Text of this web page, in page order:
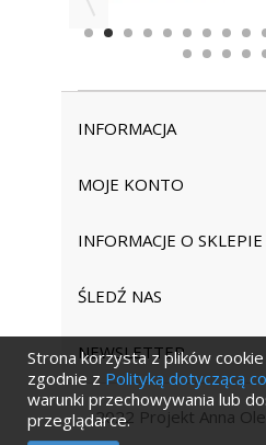
INFORMACJA
MOJE KONTO
INFORMACJE O SKLEPIE
ŚLEDŹ NAS
NEWSLETTER
Strona korzysta z plików
zgodnie z Polityką dotyczącą
warunki przechowywania lub
przeglądarce.2022 Projekt Anna